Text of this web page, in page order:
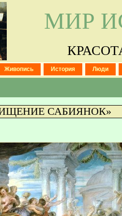
МИР
Живопись История Люди
САБИЯНОК»